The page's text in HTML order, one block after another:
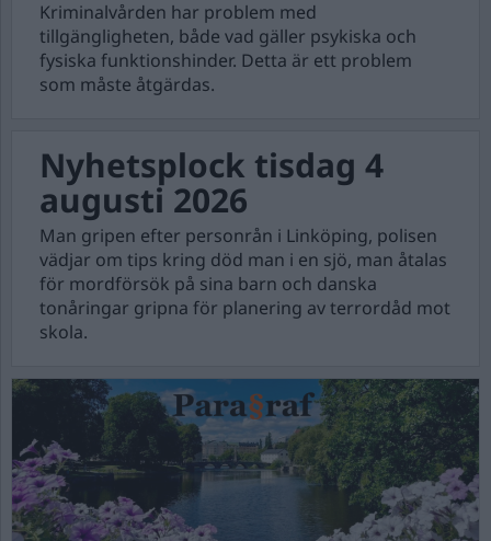
Kriminalvården har problem med
tillgängligheten, både vad gäller psykiska och
fysiska funktionshinder. Detta är ett problem
som måste åtgärdas.
Nyhetsplock tisdag 4
augusti 2026
Man gripen efter personrån i Linköping, polisen
vädjar om tips kring död man i en sjö, man åtalas
för mordförsök på sina barn och danska
tonåringar gripna för planering av terrordåd mot
skola.